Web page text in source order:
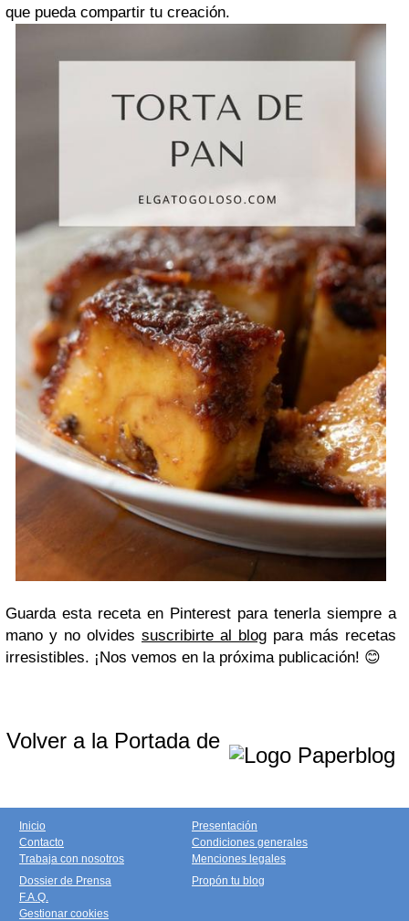
que pueda compartir tu creación.
Guarda esta receta en Pinterest para tenerla siempre a
mano y no olvides suscribirte al blog para más recetas
irresistibles. ¡Nos vemos en la próxima publicación! 😊
Volver a la Portada de
Inicio
Contacto
Trabaja con nosotros
Presentación
Condiciones generales
Menciones legales
Dossier de Prensa
F.A.Q.
Gestionar cookies
Propón tu blog